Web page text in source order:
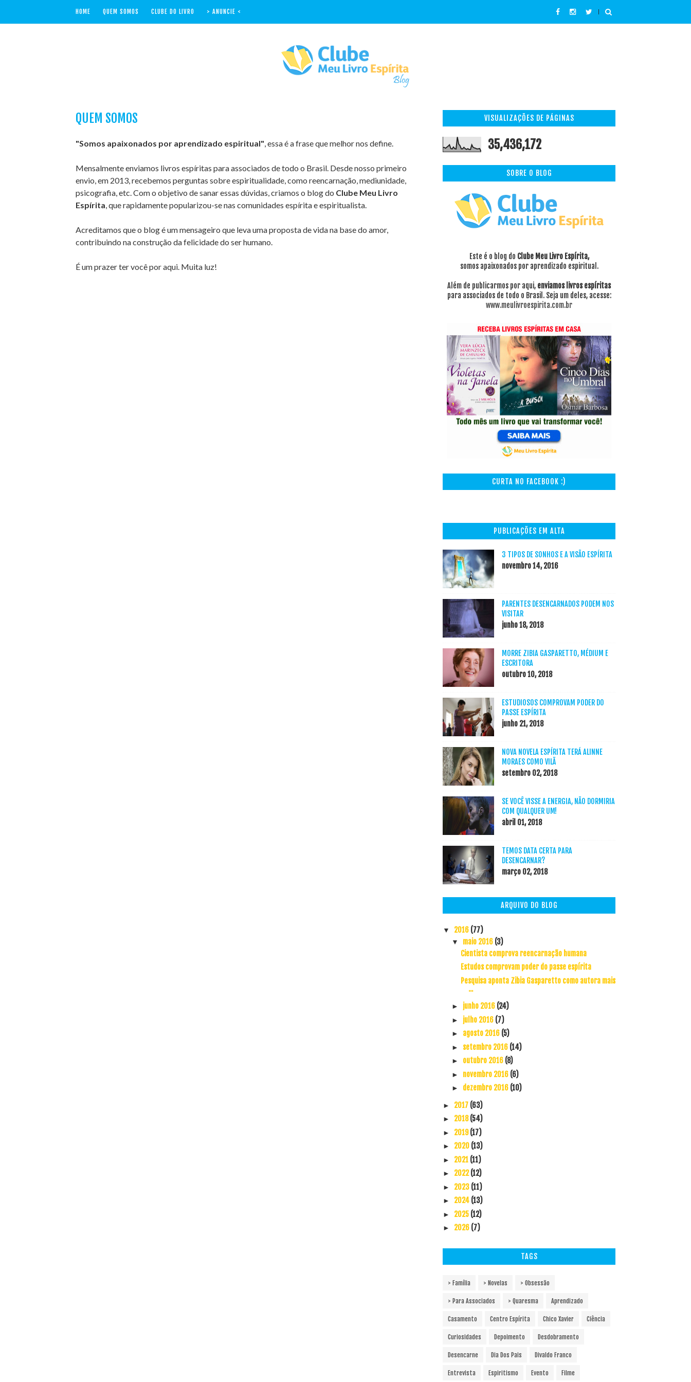
HOME QUEM SOMOS CLUBE DO LIVRO > ANUNCIE <
QUEM SOMOS
"Somos apaixonados por aprendizado espiritual", essa é a frase que melhor nos define.
Mensalmente enviamos livros espíritas para associados de todo o Brasil. Desde nosso primeiro
envio, em 2013, recebemos perguntas sobre espiritualidade, como reencarnação, mediunidade,
psicografia, etc. Com o objetivo de sanar essas dúvidas, criamos o blog do Clube Meu Livro
Espírita, que rapidamente popularizou-se nas comunidades espírita e espiritualista.
Acreditamos que o blog é um mensageiro que leva uma proposta de vida na base do amor,
contribuindo na construção da felicidade do ser humano.
É um prazer ter você por aqui. Muita luz!
VISUALIZAÇÕES DE PÁGINAS
35,436,172
SOBRE O BLOG
Este é o blog do Clube Meu Livro Espírita,
somos apaixonados por aprendizado espiritual.
Além de publicarmos por aqui, enviamos livros espíritas
para associados de todo o Brasil. Seja um deles, acesse:
www.meulivroespirita.com.br
CURTA NO FACEBOOK :)
PUBLICAÇÕES EM ALTA
3 TIPOS DE SONHOS E A VISÃO ESPÍRITA
novembro 14, 2016
PARENTES DESENCARNADOS PODEM NOS
VISITAR
junho 18, 2018
MORRE ZIBIA GASPARETTO, MÉDIUM E
ESCRITORA
outubro 10, 2018
ESTUDIOSOS COMPROVAM PODER DO
PASSE ESPÍRITA
junho 21, 2018
NOVA NOVELA ESPÍRITA TERÁ ALINNE
MORAES COMO VILÃ
setembro 02, 2018
SE VOCÊ VISSE A ENERGIA, NÃO DORMIRIA
COM QUALQUER UM!
abril 01, 2018
TEMOS DATA CERTA PARA
DESENCARNAR?
março 02, 2018
ARQUIVO DO BLOG
▼ 2016 (77)
▼ maio 2016 (3)
Cientista comprova reencarnação humana
Estudos comprovam poder do passe espírita
Pesquisa aponta Zibia Gasparetto como autora mais
...
► junho 2016 (24)
► julho 2016 (7)
► agosto 2016 (5)
► setembro 2016 (14)
► outubro 2016 (8)
► novembro 2016 (6)
► dezembro 2016 (10)
► 2017 (63)
► 2018(54)
► 2019(17)
► 2020 (13)
► 2021 (11)
► 2022(12)
► 2023 (11)
► 2024 (13)
► 2025 (12)
► 2026 (7)
TAGS
> Família > Novelas > Obsessão
> Para Associados > Quaresma Aprendizado
Casamento Centro Espírita Chico Xavier Ciência
Curiosidades Depoimento Desdobramento
Desencarne Dia Dos Pais Divaldo Franco
Entrevista Espiritismo Evento Filme